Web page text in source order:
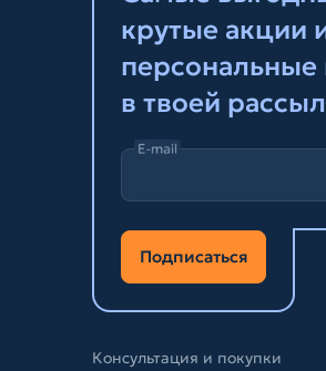
крутые акции
в твоей
E-mail
Подписаться
Консультация и покупки